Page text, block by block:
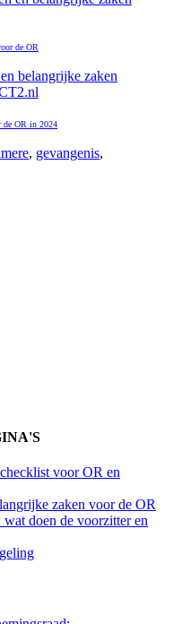
de OR
de OR in 2024
, gevangenis,
voor OR en
zaken voor de OR
doen de voorzitter en